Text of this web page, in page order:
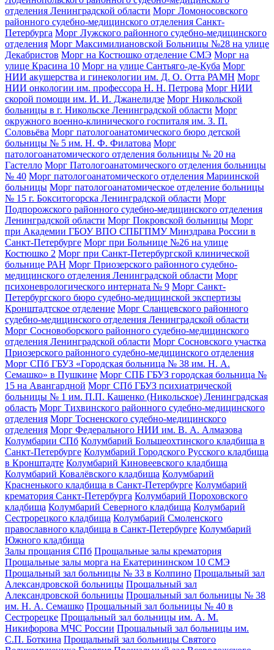
отделения Ленинградской области Морг Ломоносовского
районного судебно-медицинского отделения Санкт-
Петербурга Морг Лужского районного судебно-медицинского
отделения Морг Максимилиановской Больницы №28 на улице
Декабристов Морг на Костюшко отделение СМЭ Морг на
улице Красина 10 Морг на улице Сантьяго-де-Куба Морг
НИИ акушерства и гинекологии им. Д. О. Отта РАМН Морг
НИИ онкологии им. профессора Н. Н. Петрова Морг НИИ
скорой помощи им. И. И. Джанелидзе Морг Никольской
больницы в г. Никольске Ленинградской области Морг
окружного военно-клинического госпиталя им. З. П.
Соловьёва Морг патологоанатомического бюро детской
больницы № 5 им. Н. Ф. Филатова Морг
патологоанатомического отделения больницы № 20 на
Гастелло Морг Патологоанатомического отделения больницы
№ 40 Морг патологоанатомического отделения Мариинской
больницы Морг патологоанатомическое отделение больницы
№ 15 г. Бокситогорска Ленинградской области Морг
Подпорожского районного судебно-медицинского отделения
Ленинградской области Морг Покровской больницы Морг
при Академии ГБОУ ВПО СПБГПМУ Минздрава России в
Санкт-Петербурге Морг при Больнице №26 на улице
Костюшко 2 Морг при Санкт-Петербургской клинической
больнице РАН Морг Приозерского районного судебно-
медицинского отделения Ленинградской области Морг
психоневрологического интерната № 9 Морг Санкт-
Петербургского бюро судебно-медицинской экспертизы
Кронштадтское отделение Морг Сланцевского районного
судебно-медицинского отделения Ленинградской области
Морг Сосновоборского районного судебно-медицинского
отделения Ленинградской области Морг Сосновского участка
Приозерского районного судебно-медицинского отделения
Морг СПб ГБУЗ «Городская больница № 38 им. Н. А.
Семашко» в Пушкине Морг СПБ ГБУЗ городская больница №
15 на Авангардной Морг СПб ГБУЗ психиатрической
больницы № 1 им. П.П. Кащенко (Никольское) Ленинградская
область Морг Тихвинского районного судебно-медицинского
отделения Морг Тосненского судебно-медицинского
отделения Морг Федерального НИИ им. В. А. Алмазова
Колумбарии СПб Колумбарий Большеохтинского кладбища в
Санкт-Петербурге Колумбарий Городского Русского кладбища
в Кронштадте Колумбарий Киновеевского кладбища
Колумбарий Ковалёвского кладбища Колумбарий
Красненького кладбища в Санкт-Петербурге Колумбарий
крематория Cанкт-Петербурга Колумбарий Пороховского
кладбища Колумбарий Северного кладбища Колумбарий
Сестрорецкого кладбища Колумбарий Смоленского
православного кладбища в Санкт-Петербурге Колумбарий
Южного кладбища
Залы прощания СПб Прощальные залы крематория
Прощальные залы морга на Екатерининском 10 СМЭ
Прощальный зал больницы № 33 в Колпино Прощальный зал
Александровской больницы Прощальный зал
Александровской больницы Прощальный зал больницы № 38
им. Н. А. Семашко Прощальный зал больницы № 40 в
Сестрорецке Прощальный зал больницы им. А. М.
Никифорова МЧС России Прощальный зал больницы им.
С.П. Боткина Прощальный зал больницы Святого